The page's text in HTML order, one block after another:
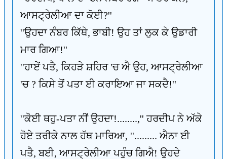
ਆਸਟ੍ਰੇਲੀਆ ਦਾ ਕੋਈ?''
''ਉਹਦਾ ਨੰਬਰ ਕਿੱਥੇ, ਭਾਬੀ! ਉਹ ਤਾਂ ਲੁਕ ਕੇ ਉਡਾਰੀ
ਮਾਰ ਗਿਆ!''
''ਹਾਏਂ ਪਤੈ, ਕਿਹੜੇ ਸ਼ਹਿਰ 'ਚ ਐ ਉਹ, ਆਸਟ੍ਰੇਲੀਆ
'ਚ ? ਕਿਸੇ ਤੋਂ ਪਤਾ ਈ ਕਰਾਇਆ ਜਾ ਸਕਦੈ!''
''ਕੋਈ ਥਹੁ-ਪਤਾ ਨੀਂ ਉਹਦਾ!........,'' ਹਰਦੀਪ ਨੇ ਅੱਕੇ
ਹੋਏ ਤਰੀਕੇ ਨਾਲ ਹੱਥ ਮਾਰਿਆ, ''......... ਐਨਾ ਈ
ਪਤੈ, ਬਈ, ਆਸਟ੍ਰੇਲੀਆ ਪਹੁੰਚ ਗਿਐ! ਉਹਦੇ